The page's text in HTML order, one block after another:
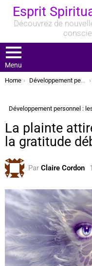
Esprit
Découvrez de
Menu
You are here:
Home Développement personnel : les clés pour mieux se connaître
Développement personnel :
La plainte
la gratitude
Par Claire Cordon